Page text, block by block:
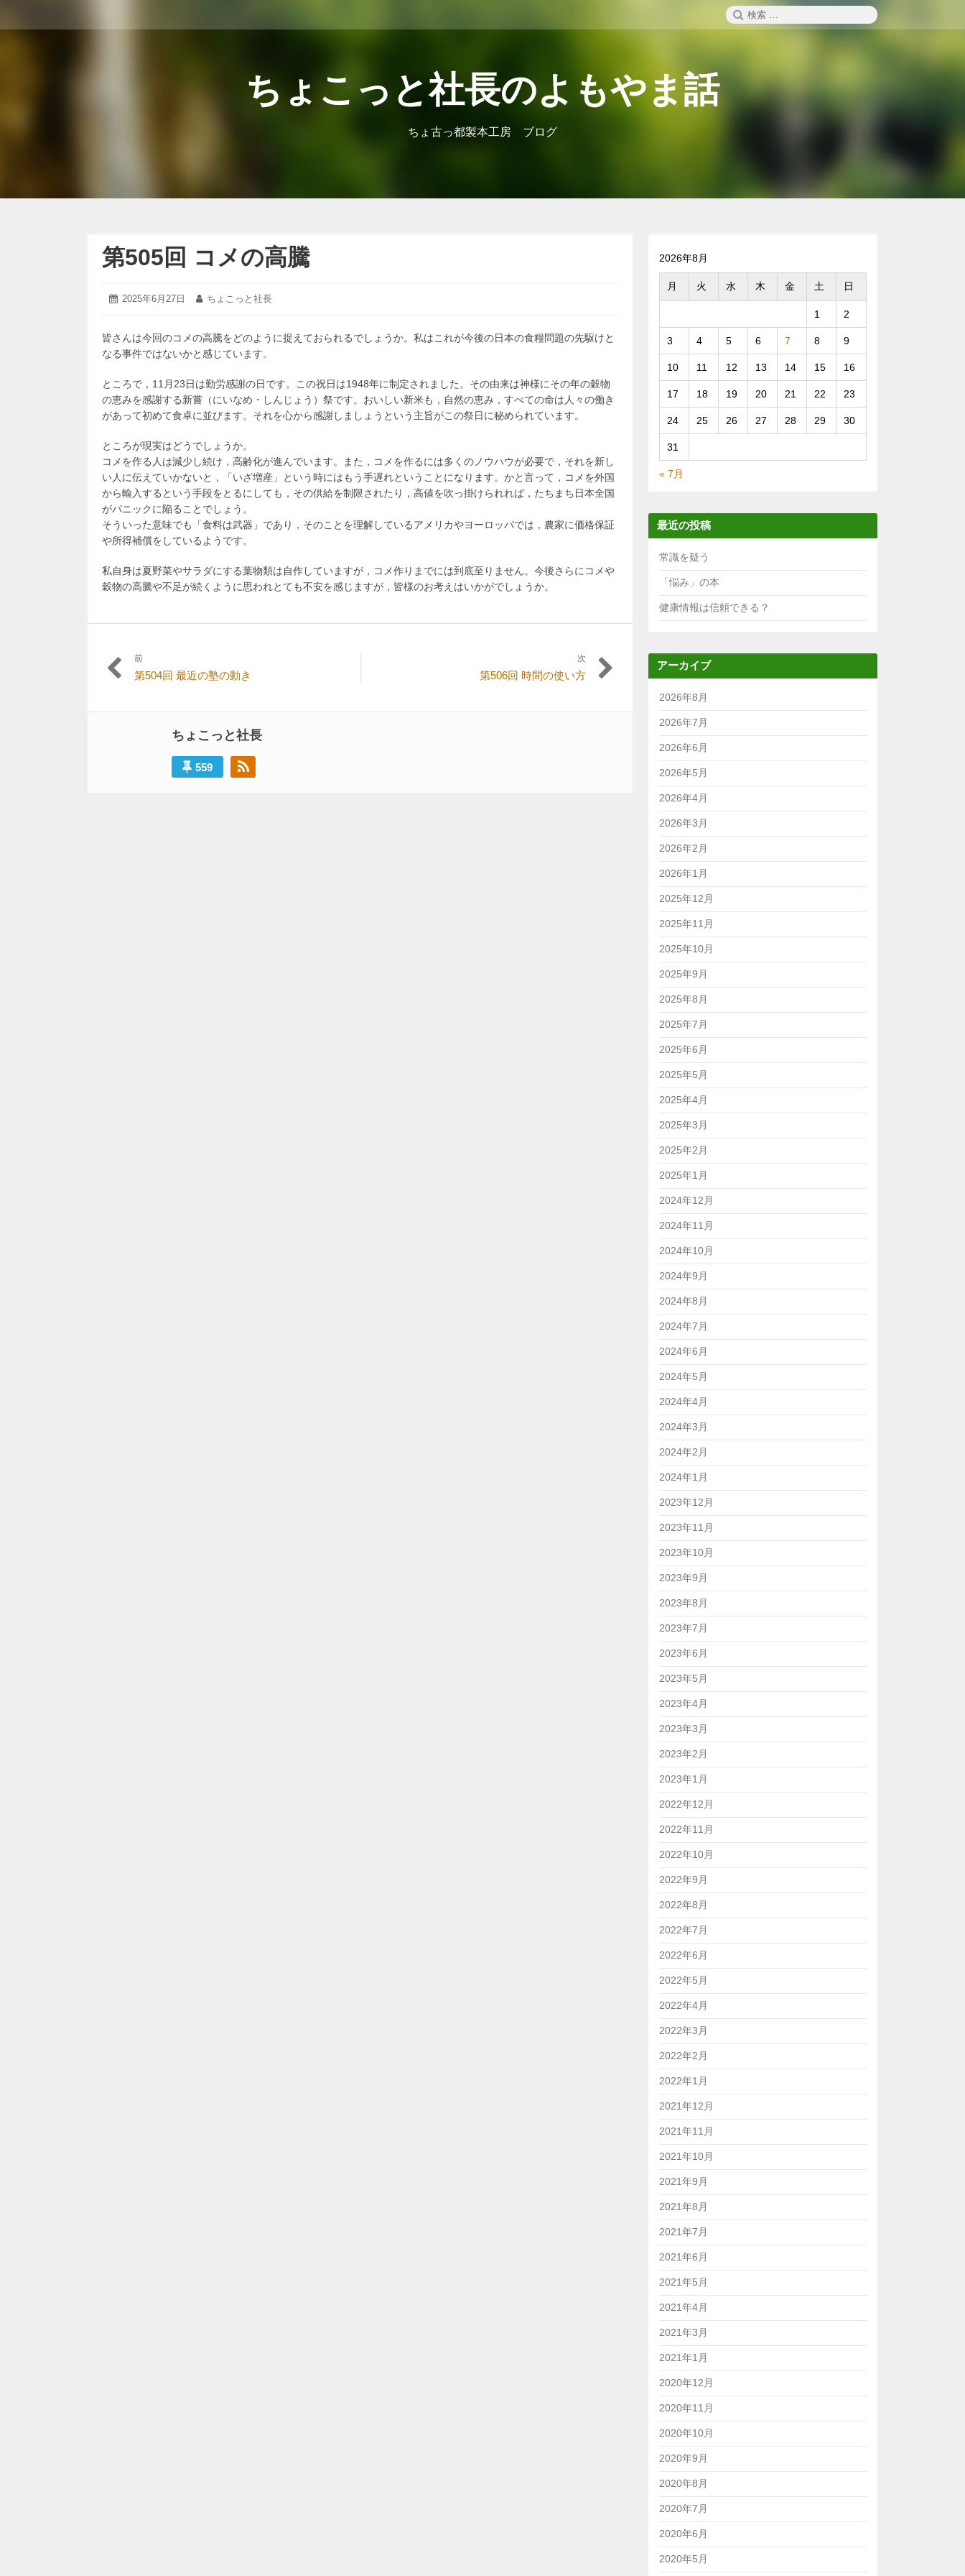
検
索:
ちょこっと社長のよもやま話
ちょ古っ都製本工房 ブログ
第505回 コメの高騰
投
2025年6月27日
2025
月
27
日
投
ちょこっと社長
皆さんは今回のコメの高騰をどのように捉えておられるでしょうか。私はこれが今後の日本の食糧問題の先駆けと
なる事件ではないかと感じています。
ところで，11月23日は勤労感謝の日です。この祝日は1948年に制定されました。その由来は神様にその年の穀物
の恵みを感謝する新嘗（にいなめ・しんじょう）祭です。おいしい新米も，自然の恵み，すべての命は人々の働き
があって初めて食卓に並びます。それを心から感謝しましょうという主旨がこの祭日に秘められています。
ところが現実はどうでしょうか。
コメを作る人は減少し続け，高齢化が進んでいます。また，コメを作るには多くのノウハウが必要で，それを新し
い人に伝えていかないと，「いざ増産」という時にはもう手遅れということになります。かと言って，コメを外国
から輸入するという手段をとるにしても，その供給を制限されたり，高値を吹っ掛けられれば，たちまち日本全国
がパニックに陥ることでしょう。
そういった意味でも「食料は武器」であり，そのことを理解しているアメリカやヨーロッパでは，農家に価格保証
や所得補償をしているようです。
私自身は夏野菜やサラダにする葉物類は自作していますが，コメ作りまでには到底至りません。今後さらにコメや
穀物の高騰や不足が続くように思われとても不安を感じますが，皆様のお考えはいかがでしょうか。
投
ナ
シ
前
過
投
第504回 最近の塾の動き
次
稿:
第506回 時間の使い方
ちょこっと社長
559
2026年8月
月 火 水 木 金 土 日
1 2
3 4 5 6 7 8 9
10 11 12 13 14 15 16
17 18 19 20 21 22 23
24 25 26 27 28 29 30
31
« 7月
最近の投稿
常識を疑う
「悩み」の本
健康情報は信頼できる？
アーカイブ
2026年8月
2026年7月
2026年6月
2026年5月
2026年4月
2026年3月
2026年2月
2026年1月
2025年12月
2025年11月
2025年10月
2025年9月
2025年8月
2025年7月
2025年6月
2025年5月
2025年4月
2025年3月
2025年2月
2025年1月
2024年12月
2024年11月
2024年10月
2024年9月
2024年8月
2024年7月
2024年6月
2024年5月
2024年4月
2024年3月
2024年2月
2024年1月
2023年12月
2023年11月
2023年10月
2023年9月
2023年8月
2023年7月
2023年6月
2023年5月
2023年4月
2023年3月
2023年2月
2023年1月
2022年12月
2022年11月
2022年10月
2022年9月
2022年8月
2022年7月
2022年6月
2022年5月
2022年4月
2022年3月
2022年2月
2022年1月
2021年12月
2021年11月
2021年10月
2021年9月
2021年8月
2021年7月
2021年6月
2021年5月
2021年4月
2021年3月
2021年1月
2020年12月
2020年11月
2020年10月
2020年9月
2020年8月
2020年7月
2020年6月
2020年5月